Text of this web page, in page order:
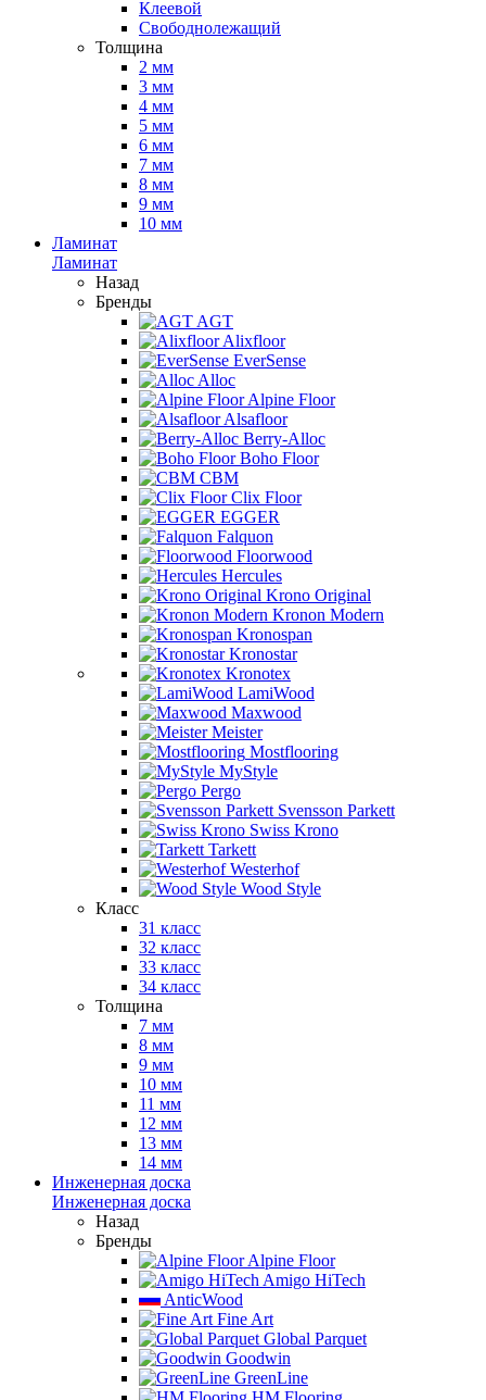
Клеевой
Свободнолежащий
Толщина
2 мм
3 мм
4 мм
5 мм
6 мм
7 мм
8 мм
9 мм
10 мм
Ламинат
Ламинат
Назад
Бренды
AGT
Alixfloor
EverSense
Alloc
Alpine Floor
Alsafloor
Berry-Alloc
Boho Floor
CBM
Clix Floor
EGGER
Falquon
Floorwood
Hercules
Krono Original
Kronon Modern
Kronospan
Kronostar
Kronotex
LamiWood
Maxwood
Meister
Mostflooring
MyStyle
Pergo
Svensson Parkett
Swiss Krono
Tarkett
Westerhof
Wood Style
Класс
31 класс
32 класс
33 класс
34 класс
Толщина
7 мм
8 мм
9 мм
10 мм
11 мм
12 мм
13 мм
14 мм
Инженерная доска
Инженерная доска
Назад
Бренды
Alpine Floor
Amigo HiTech
AnticWood
Fine Art
Global Parquet
Goodwin
GreenLine